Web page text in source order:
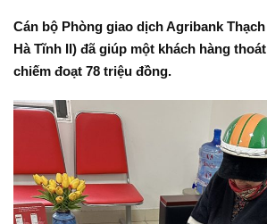
Cán bộ Phòng giao dịch Agribank
Hà Tĩnh II) đã giúp một khách hàng
chiếm đoạt 78 triệu đồng.